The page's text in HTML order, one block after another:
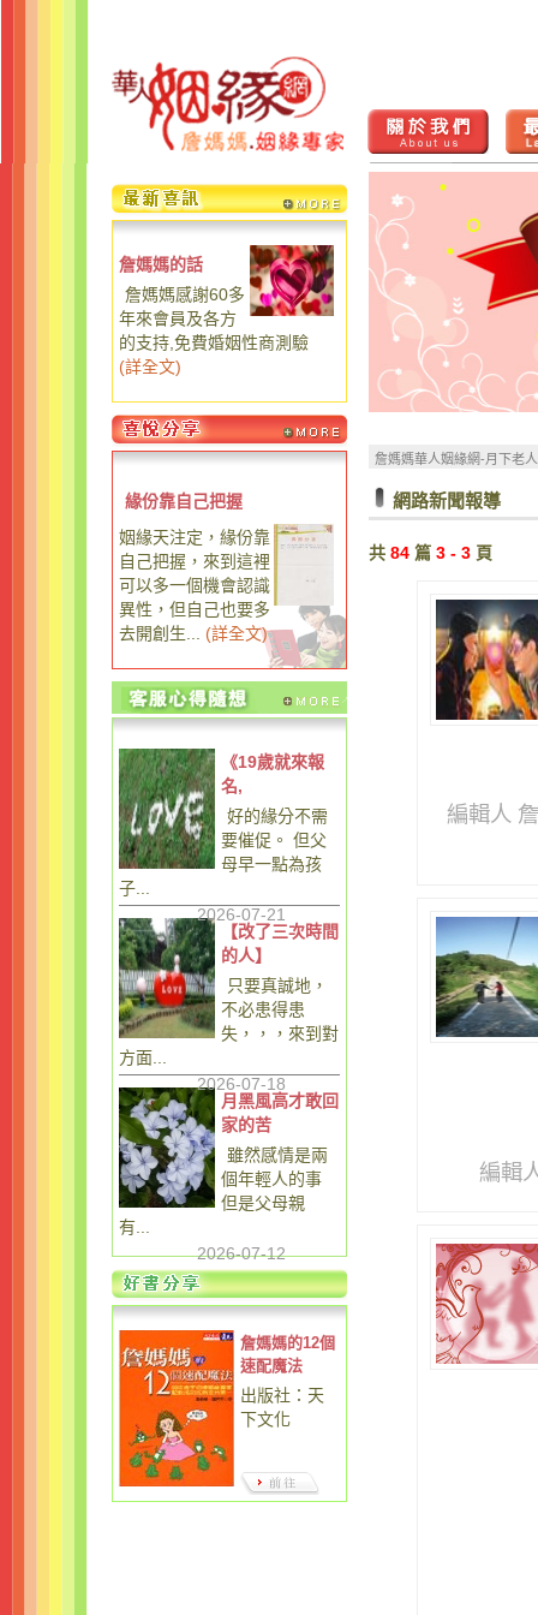
詹媽媽的話
詹媽媽感謝60多
年來會員及各方
的支持,免費婚姻性商測驗
(詳全文)
緣份靠自己把握
姻緣天注定，緣份靠
自己把握，來到這裡
可以多一個機會認識
異性，但自己也要多
去開創生...
(詳全文)
《19歲就來報
名,
好的緣分不需
要催促。 但父
母早一點為孩
子...
2026-07-21
【改了三次時間
的人】
只要真誠地，
不必患得患
失，，，來到對
方面...
2026-07-18
月黑風高才敢回
家的苦
雖然感情是兩
個年輕人的事
但是父母親
有...
2026-07-12
詹媽媽的12個
速配魔法
出版社：天
下文化
詹媽媽華人姻緣網-月下老
網路新聞報導
共 84 篇 3 - 3 頁
編輯人
編輯